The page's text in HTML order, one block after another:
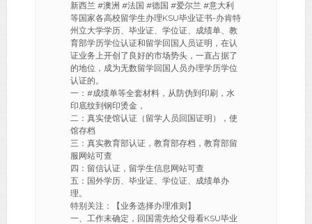
新西兰 #澳洲 #法国 #德国 #爱尔兰 #意大利
等国家各高校留学生办理KSU毕业证书-办肯特
州立大学学历、毕业证、学位证、成绩单、教
育部学历学位认证和留学回国人员证明，在认
证业务上开创了良好的市场势头，一直占据了
的地位，成为无数留学回国人员办理学历学位
认证的。
一：#成绩单等全套材料，从防伪到印刷，水
印底纹到钢印烫金，
二：真实使馆认证（留学人员回国证明），使
馆存档
三：真实教育部认证，教育部存档，教育部留
服网站可查
四：留信认证，留学生信息网站可查
五：国外学历、毕业证、学位证、成绩单办
理。
特别关注：【业务选择办理准则】
一、工作未确定，回国需先给父母看KSU毕业